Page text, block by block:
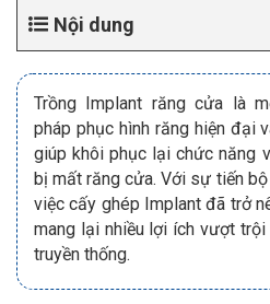
Nội dung
Trồng Implant răng cửa là
pháp phục hình răng hiện đại
giúp khôi phục lại chức năng
bị mất răng cửa. Với sự tiến bộ
việc cấy ghép Implant đã trở
mang lại nhiều lợi ích vượt
truyền thống.